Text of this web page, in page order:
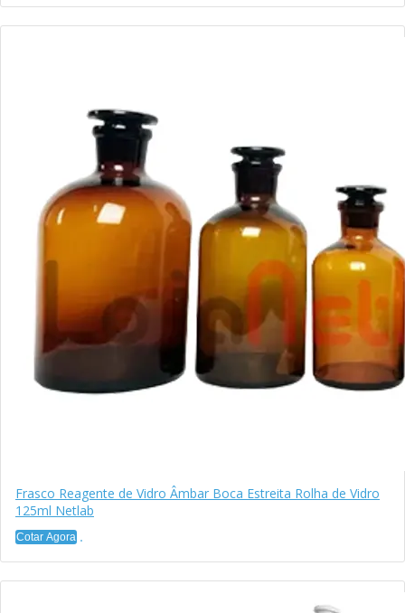
Frasco Reagente de Vidro Âmbar Boca Estreita Rolha de Vidro
125ml Netlab
Cotar Agora